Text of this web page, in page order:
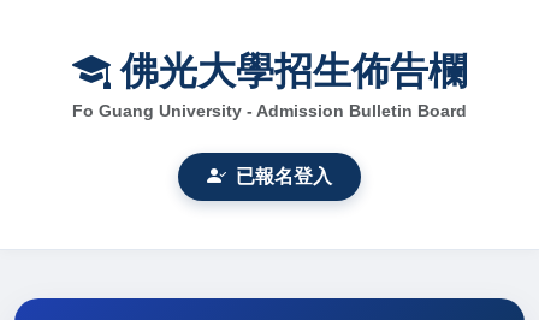
佛光大學招生佈告欄
Fo Guang University - Admission Bulletin Board
已報名登入